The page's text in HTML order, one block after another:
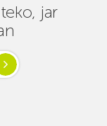
jar